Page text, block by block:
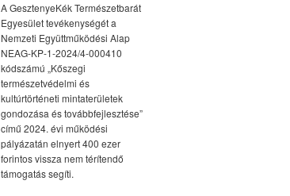
A GesztenyeKék Természetbarát
Egyesület tevékenységét a
Nemzeti Együttműködési Alap
NEAG-KP-1-2024/4-000410
kódszámú „Kőszegi
természetvédelmi és
kultúrtörténeti mintaterületek
gondozása és továbbfejlesztése”
című 2024. évi működési
pályázatán elnyert 400 ezer
forintos vissza nem térítendő
támogatás segíti.